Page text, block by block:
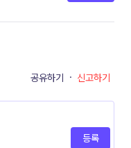
공유하기 · 신고하기
등록